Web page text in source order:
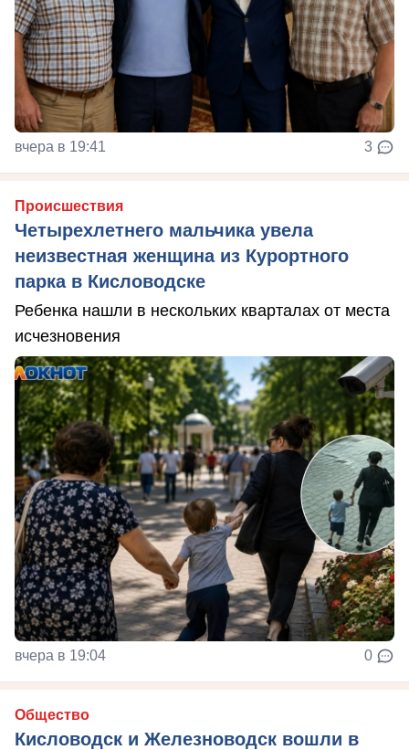
вчера в 19:41 3
Происшествия
Четырехлетнего мальчика увела
неизвестная женщина из Курортного
парка в Кисловодске
Ребенка нашли в нескольких кварталах от места
исчезновения
вчера в 19:04 0
Общество
Кисловодск и Железноводск вошли в